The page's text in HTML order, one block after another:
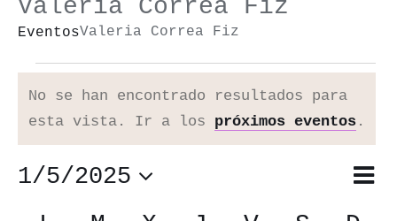
Valeria Correa Fiz
EventosValeria Correa Fiz
Eventos
Aviso
No se han encontrado resultados para
esta vista. Ir a los próximos eventos.
Mes
1/5/2025
Selecciona